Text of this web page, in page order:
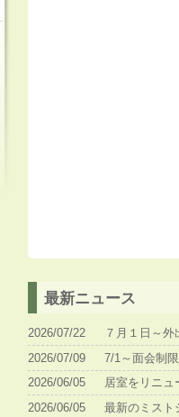
最新ニュース
2026/07/22
７月１日～
2026/07/09
7/1～面会制
2026/06/05
居室をリニュ
2026/06/05
最新のミスト